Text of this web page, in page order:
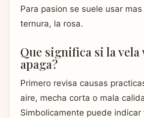
Para pasion se suele usar
ternura, la rosa.
Que significa si la vela
apaga?
Primero revisa causas
aire, mecha corta o mala
Simbolicamente puede indicar